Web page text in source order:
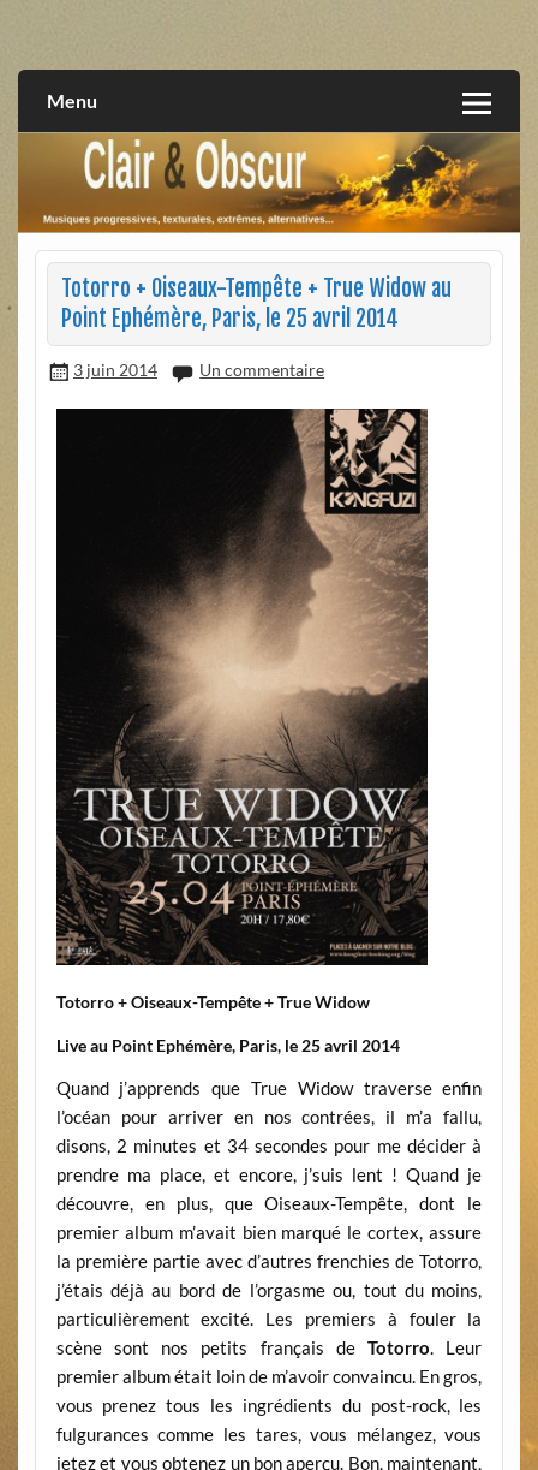
extrêmes, alternatives, texturales
Menu
Totorro + Oiseaux-Tempête + True Widow au
Point Ephémère, Paris, le 25 avril 2014
3 juin 2014 Un commentaire
Totorro + Oiseaux-Tempête + True Widow
Live au Point Ephémère, Paris, le 25 avril 2014
Quand j’apprends que True Widow traverse enfin
l’océan pour arriver en nos contrées, il m’a fallu,
disons, 2 minutes et 34 secondes pour me décider à
prendre ma place, et encore, j’suis lent ! Quand je
découvre, en plus, que Oiseaux-Tempête, dont le
premier album m’avait bien marqué le cortex, assure
la première partie avec d’autres frenchies de Totorro,
j’étais déjà au bord de l’orgasme ou, tout du moins,
particulièrement excité. Les premiers à fouler la
scène sont nos petits français deTotorro. Leur
premier album était loin de m’avoir convaincu. En gros,
vous prenez tous les ingrédients du post-rock, les
fulgurances comme les tares, vous mélangez, vous
jetez et vous obtenez un bon aperçu. Bon, maintenant,